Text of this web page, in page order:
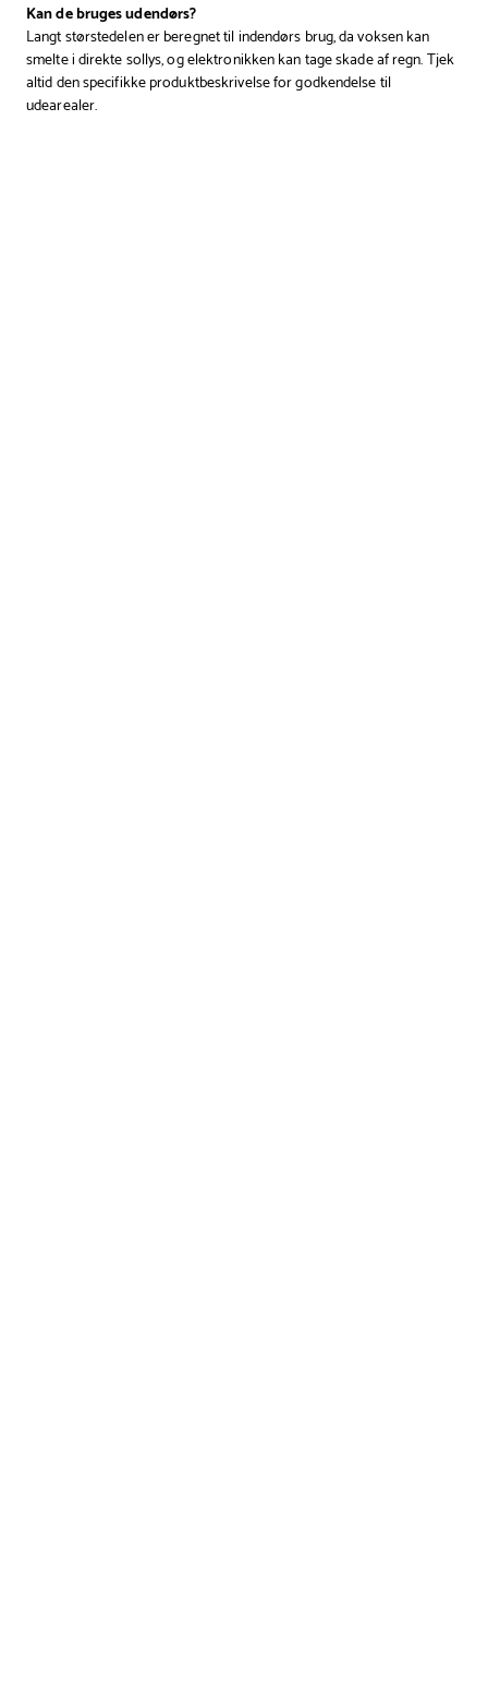
Kan de bruges udendørs?
Langt størstedelen er beregnet til indendørs brug, da voksen kan
smelte i direkte sollys, og elektronikken kan tage skade af regn. Tjek
altid den specifikke produktbeskrivelse for godkendelse til
udearealer.